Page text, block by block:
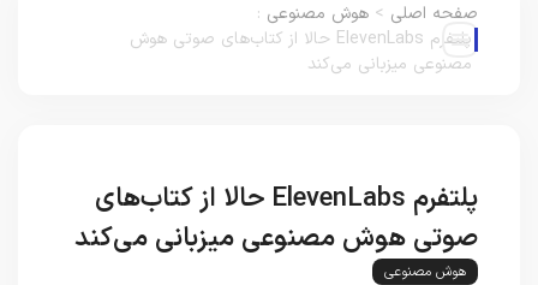
صفحه اصلی > هوش مصنوعی :
پلتفرم ElevenLabs حالا از کتاب‌های صوتی هوش
مصنوعی میزبانی می‌کند
پلتفرم ElevenLabs حالا از کتاب‌های
صوتی هوش مصنوعی میزبانی می‌کند
هوش مصنوعی